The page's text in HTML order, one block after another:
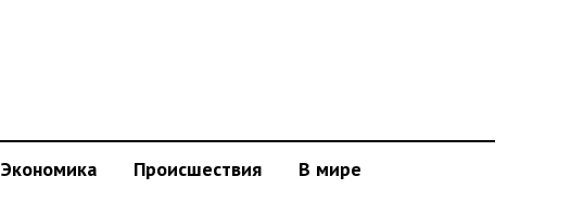
Экономика Происшествия В мире